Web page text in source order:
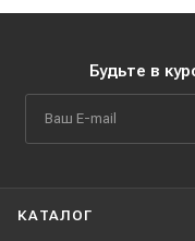
Будьте в
КАТАЛОГ